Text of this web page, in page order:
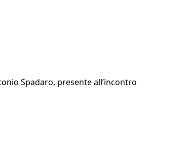
Spadaro, presente all’incontro